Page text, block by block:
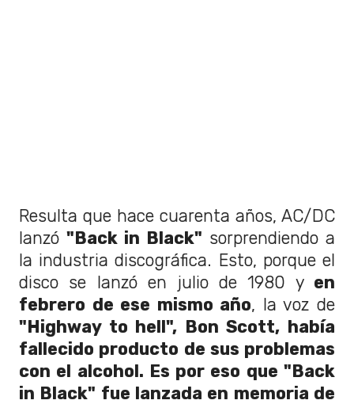
Resulta que hace cuarenta años, AC/DC
lanzó "Back in Black" sorprendiendo a
la industria discográfica. Esto, porque el
disco se lanzó en julio de 1980 y en
febrero de ese mismo año, la voz de
"Highway to hell", Bon Scott, había
fallecido producto de sus problemas
con el alcohol. Es por eso que "Back
in Black" fue lanzada en memoria de